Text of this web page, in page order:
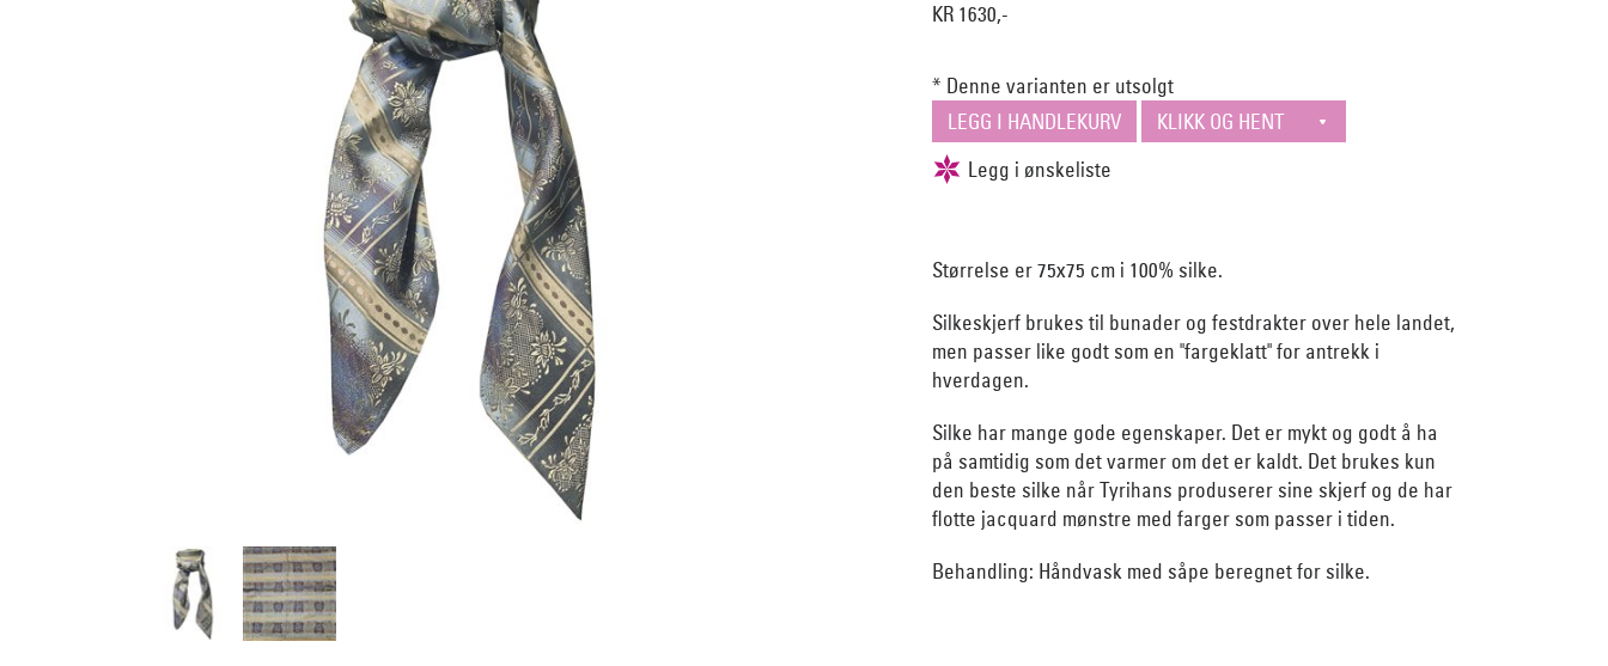
KR 1630,-
* Denne varianten er utsolgt
Størrelse er 75x75 cm i 100% silke.
Silkeskjerf brukes til bunader og festdrakter over hele landet,
men passer like godt som en "fargeklatt" for antrekk i
hverdagen.
Silke har mange gode egenskaper. Det er mykt og godt å ha
på samtidig som det varmer om det er kaldt. Det brukes kun
den beste silke når Tyrihans produserer sine skjerf og de har
flotte jacquard mønstre med farger som passer i tiden.
Behandling: Håndvask med såpe beregnet for silke.